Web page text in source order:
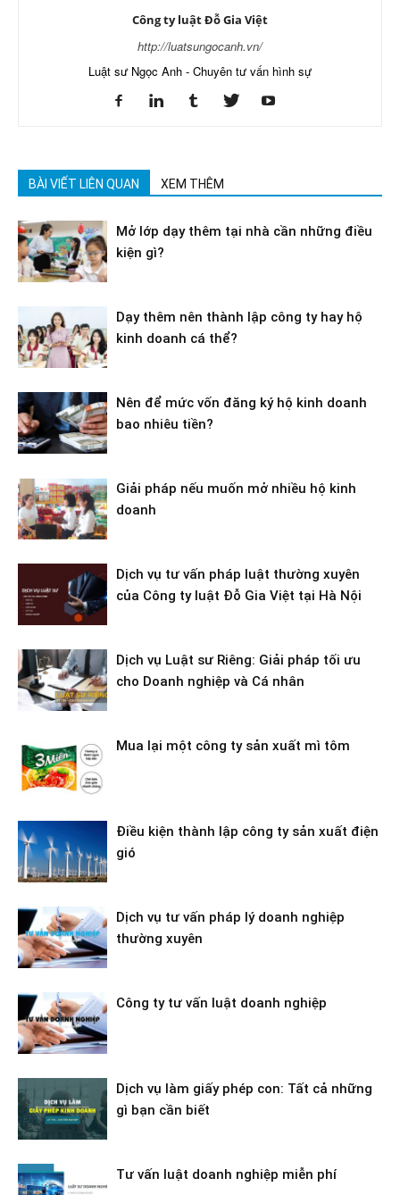
Công ty luật Đỗ Gia Việt
http://luatsungocanh.vn/
Luật sư Ngọc Anh - Chuyên tư vấn hình sự
BÀI VIẾT LIÊN QUAN XEM THÊM
Mở lớp dạy thêm tại nhà cần những điều
kiện gì?
Dạy thêm nên thành lập công ty hay hộ
kinh doanh cá thể?
Nên để mức vốn đăng ký hộ kinh doanh
bao nhiêu tiền?
Giải pháp nếu muốn mở nhiều hộ kinh
doanh
Dịch vụ tư vấn pháp luật thường xuyên
của Công ty luật Đỗ Gia Việt tại Hà Nội
Dịch vụ Luật sư Riêng: Giải pháp tối ưu
cho Doanh nghiệp và Cá nhân
Mua lại một công ty sản xuất mì tôm
Điều kiện thành lập công ty sản xuất điện
gió
Dịch vụ tư vấn pháp lý doanh nghiệp
thường xuyên
Công ty tư vấn luật doanh nghiệp
Dịch vụ làm giấy phép con: Tất cả những
gì bạn cần biết
Tư vấn luật doanh nghiệp miễn phí